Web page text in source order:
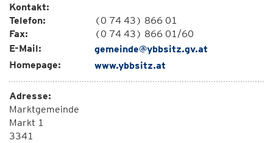
Kontakt:
Telefon:
(0 74 43) 866 01
Fax:
(0 74 43) 866 01/60
E-Mail:
gemeinde@ybbsitz.gv.at
Homepage:
www.ybbsitz.at
Adresse:
Marktgemeinde
Markt 1
3341